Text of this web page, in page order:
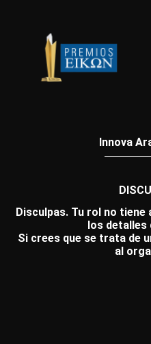
contenido
Innova
Disculpas. Tu rol no tiene
los detalles
Si crees que se trata de
al